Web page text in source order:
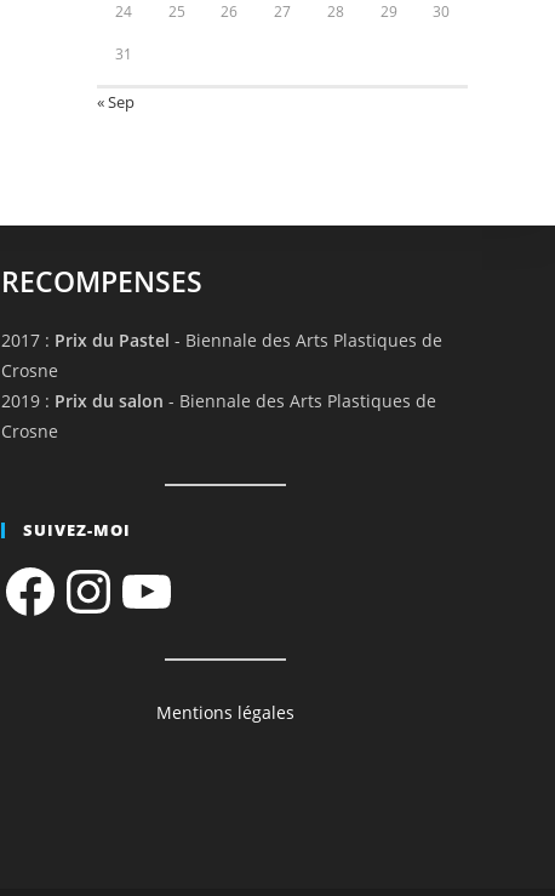
24 25 26 27 28 29 30
31
« Sep
RECOMPENSES
2017 : Prix du Pastel - Biennale des Arts Plastiques de
Crosne
2019 : Prix du salon - Biennale des Arts Plastiques de
Crosne
SUIVEZ-MOI
FacebookInstagramYouTube
Mentions légales